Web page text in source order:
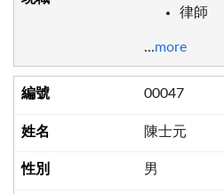
律師
...more
00047
陳士元
男